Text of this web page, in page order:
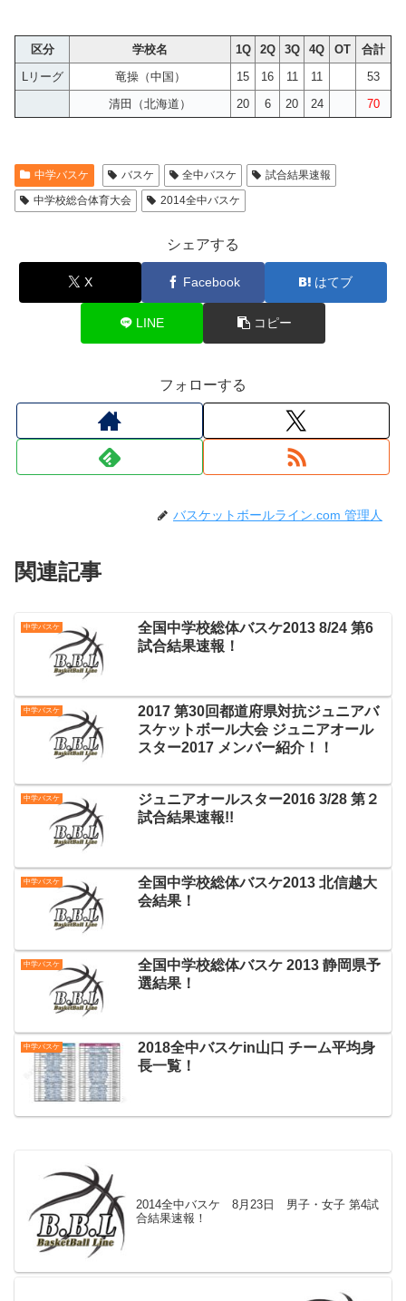
区分 学校名 1Q 2Q 3Q 4Q OT
合計
Lリーグ
竜操（中国） 15 16 11 11
53
清田（北海道）
20 6 20 24 70
中学バスケ バスケ 全中バスケ
試合結果速報
中学校総合体育大会
2014全中バスケ
シェアする
X Facebook はてブ
LINE コピー
フォローする
バスケットボールライン.com 管理人
関連記事
中学バスケ
全国中学校総体バスケ2013 8/24 第6
試合結果速報！
中学バスケ
2017 第30回都道府県対抗ジュニアバ
スケットボール大会 ジュニアオール
スター2017 メンバー紹介！！
中学バスケ
ジュニアオールスター2016 3/28 第２
試合結果速報!!
中学バスケ
全国中学校総体バスケ2013 北信越大
会結果！
中学バスケ
全国中学校総体バスケ 2013 静岡県予
選結果！
中学バスケ
2018全中バスケin山口 チーム平均身
長一覧！
2014全中バスケ 8月23日 男子・女子 第4試
合結果速報！